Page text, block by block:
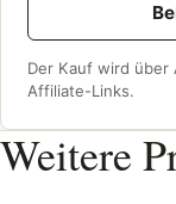
Der Kauf wird über
Affiliate-Links.
Weitere